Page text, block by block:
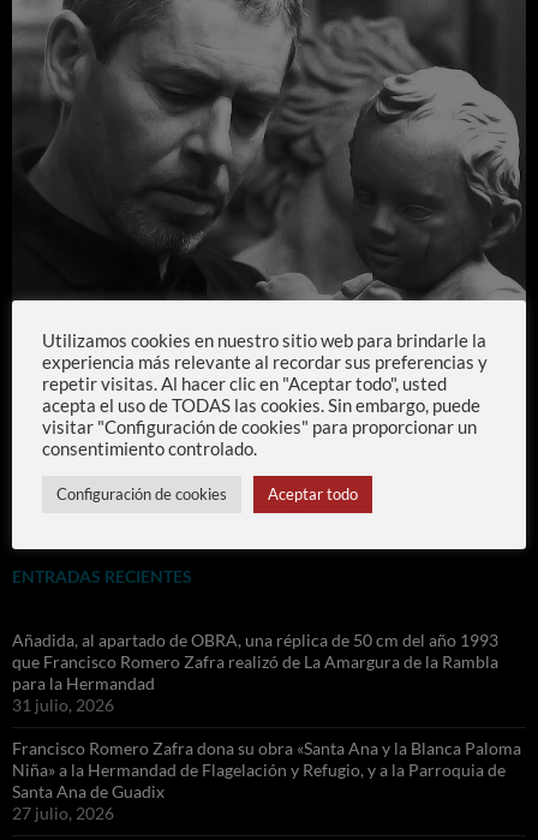
ENTRADAS RECIENTES
Añadida, al apartado de OBRA, una réplica de 50 cm del año 1993
que Francisco Romero Zafra realizó de La Amargura de la Rambla
para la Hermandad
31 julio, 2026
Francisco Romero Zafra dona su obra «Santa Ana y la Blanca Paloma
Niña» a la Hermandad de Flagelación y Refugio, y a la Parroquia de
Santa Ana de Guadix
27 julio, 2026
Utilizamos cookies en nuestro sitio web para brindarle la
experiencia más relevante al recordar sus preferencias y
repetir visitas. Al hacer clic en "Aceptar todo", usted
acepta el uso de TODAS las cookies. Sin embargo, puede
visitar "Configuración de cookies" para proporcionar un
consentimiento controlado.
Configuración de cookies Aceptar todo